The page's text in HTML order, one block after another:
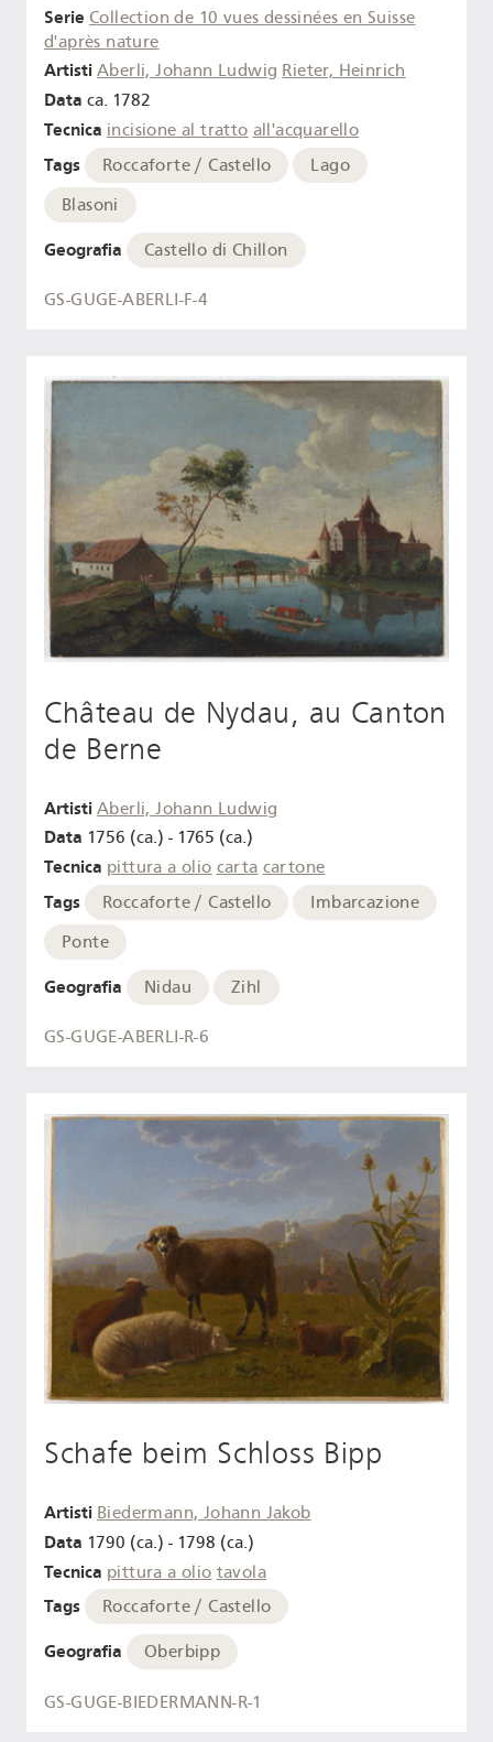
Serie Collection de 10 vues dessinées en Suisse
d'après nature
Artisti Aberli, Johann Ludwig Rieter, Heinrich
Data ca. 1782
Tecnica incisione al tratto all'acquarello
Tags Roccaforte / Castello
Lago
Blasoni
Geografia Castello di Chillon
GS-GUGE-ABERLI-F-4
Château de Nydau, au Canton
de Berne
Artisti Aberli, Johann Ludwig
Data 1756 (ca.) - 1765 (ca.)
Tecnica pittura a olio carta cartone
Tags Roccaforte / Castello
Imbarcazione
Ponte
Geografia Nidau Zihl
GS-GUGE-ABERLI-R-6
Schafe beim Schloss Bipp
Artisti Biedermann, Johann Jakob
Data 1790 (ca.) - 1798 (ca.)
Tecnica pittura a olio tavola
Tags Roccaforte / Castello
Geografia Oberbipp
GS-GUGE-BIEDERMANN-R-1